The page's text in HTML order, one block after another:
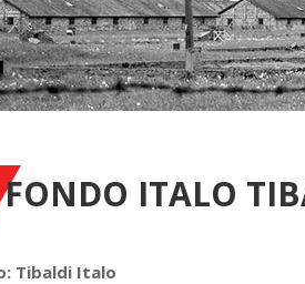
ITALO
Tibaldi Italo